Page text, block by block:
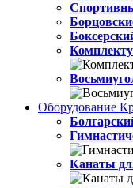
Оборудование
Канаты